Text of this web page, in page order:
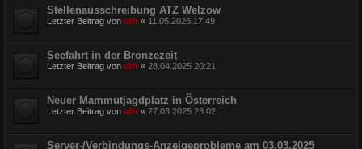
Stellenausschreibung ATZ Welzow
Letzter Beitrag von ulfr « 11.05.2025 17:49
Seefahrt in der Bronzezeit
Letzter Beitrag von ulfr « 28.04.2025 20:21
Neuer Mammutjagdplatz in Österreich
Letzter Beitrag von ulfr « 27.03.2025 23:02
Server-/Verbindungs-Anzeigeprobleme am 03.03.2025